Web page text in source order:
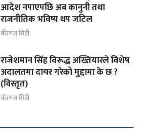
आदेश नपाएपछि अब कानुनी तथा
राजनीतिक भविष्य थप जटिल
वीरगंज सिटी
राजेशमान सिंह विरूद्ध अख्तियारले विशेष
अदालतमा दायर गरेको मुद्दामा के छ ?
(विस्तृत)
वीरगंज सिटी